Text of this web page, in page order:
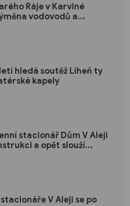
Ráje v Karviné
vodovodů a
hledá soutěž Líheň ty
kapely
stacionář Dům V Aleji
a opět slouží
V Aleji se po